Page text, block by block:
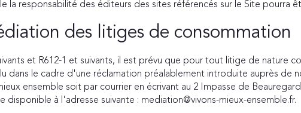
la responsabilité des éditeurs des sites référencés sur le Site pourra
des litiges de consommation
et R612-1 et suivants, il est prévu que pour tout litige de nature
le cadre d'une réclamation préalablement introduite auprès de
ensemble soit par courrier en écrivant au 2 Impasse de
disponible à l'adresse suivante : mediation@vivons-mieux-ensemble.fr.